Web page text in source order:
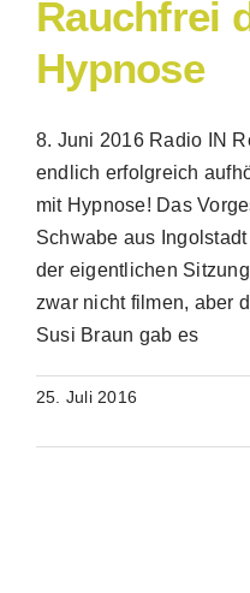
Rauchfrei
Hypnose
8. Juni 2016 Radio IN
endlich erfolgreich
mit Hypnose! Das
Schwabe aus
der eigentlichen
zwar nicht filmen, aber
Susi Braun gab es
25. Juli 2016